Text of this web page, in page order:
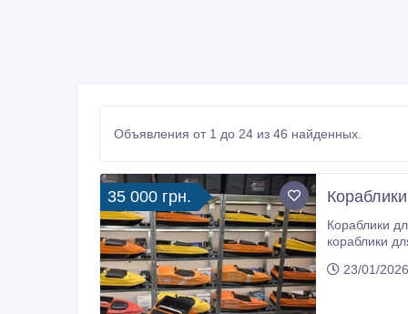
Объявления от 1 до 24 из 46 найденных.
35 000 грн.
Кораблики для
кораблики
23/01/